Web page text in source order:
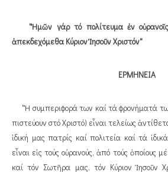
"Ἡμῶν γάρ τό πολίτευμα ἐν
ἀπεκδεχόμεθα Κύριον Ἰησοῦν Χριστόν"
ΕΡΜΗΝΕΙΑ
"Ἡ συμπεριφορά των καί τά φρονήματά
πιστεύουν στό Χριστό) εἶναι τελείως
ἰδική μας πατρίς καί πολιτεία καί τά
εἶναι εἰς τούς οὐρανούς, ἀπό τούς ὁποίους
καί τόν Σωτῆρα μας, τόν Κύριον Ἰησοῦν